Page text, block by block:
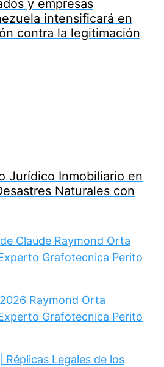
y empresas
intensificará en
contra la legitimación
Jurídico Inmobiliario en
Naturales con
Claude Raymond Orta
Grafotecnica Perito
Raymond Orta
Grafotecnica Perito
Legales de los